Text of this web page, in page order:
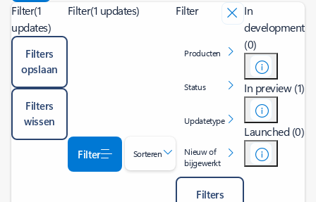
Filter(1
updates)
Filters
opslaan
Filters
wissen
Filter(1 updates)
Filter Sorteren
Filter
Producten
Status
Updatetype
Nieuw of
bijgewerkt
Filters
In
development
(0)
In preview (1)
Launched (0)